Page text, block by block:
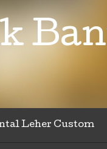
Leher Custom